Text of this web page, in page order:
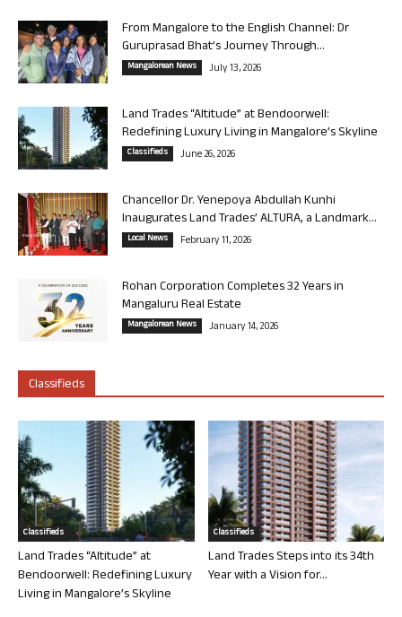
From Mangalore to the English Channel: Dr
Guruprasad Bhat’s Journey Through...
Mangalorean News July 13, 2026
Land Trades “Altitude” at Bendoorwell:
Redefining Luxury Living in Mangalore’s Skyline
Classifieds June 26, 2026
Chancellor Dr. Yenepoya Abdullah Kunhi
Inaugurates Land Trades’ ALTURA, a Landmark...
Local News February 11, 2026
Rohan Corporation Completes 32 Years in
Mangaluru Real Estate
Mangalorean News January 14, 2026
Classifieds
Classifieds
Land Trades “Altitude” at
Bendoorwell: Redefining Luxury
Living in Mangalore’s Skyline
Classifieds
Land Trades Steps into its 34th
Year with a Vision for...